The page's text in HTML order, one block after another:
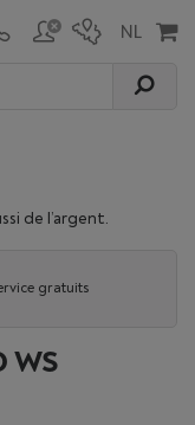
de l’argent.
gratuits
WS